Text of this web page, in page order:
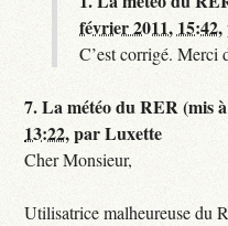
février 2011, 15:42,
C’est corrigé. Merci
7.La météo du RER (mis
13:22,parLuxette
Cher Monsieur,
Utilisatrice malheureuse du